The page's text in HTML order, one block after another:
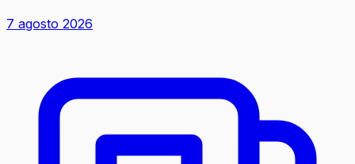
7 agosto 2026